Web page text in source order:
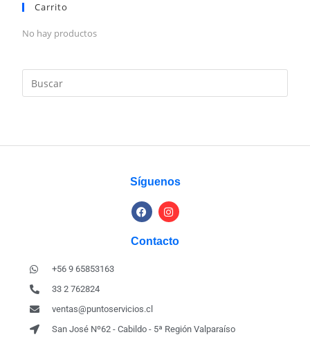
Carrito
No hay productos
Síguenos
Contacto
+56 9 65853163
33 2 762824
ventas@puntoservicios.cl
San José Nº62 - Cabildo - 5ª Región Valparaíso